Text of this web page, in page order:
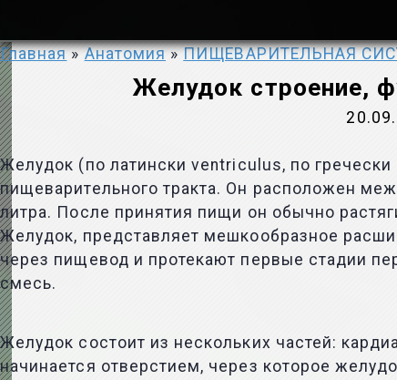
Главная » Анатомия » ПИЩЕВАРИТЕЛЬНАЯ
Желудок строение,
Желудок (по латински ventriculus, по
пищеварительного тракта. Он расположен
литра. После принятия пищи он обычно
Желудок, представляет мешкообразное
через пищевод и протекают первые стадии
смесь.
Желудок состоит из нескольких частей:
начинается отверстием, через которое